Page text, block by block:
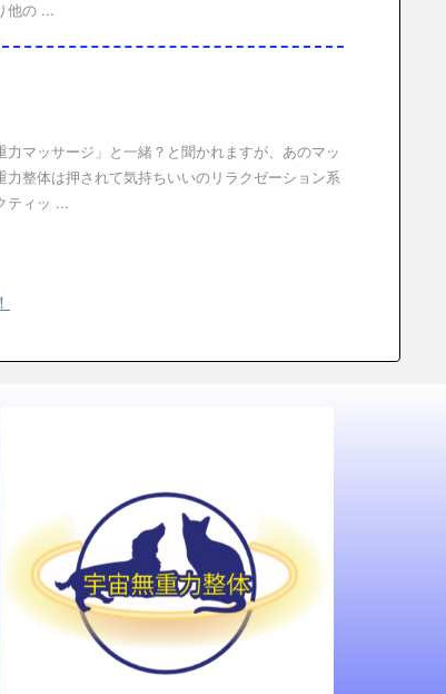
他の ...
マッサージ」と一緒？と聞かれますが、あのマッ
整体は押されて気持ちいいのリラクゼーション系
ティッ ...